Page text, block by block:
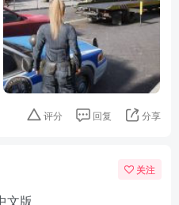
评分 回复 分享
关注
文版